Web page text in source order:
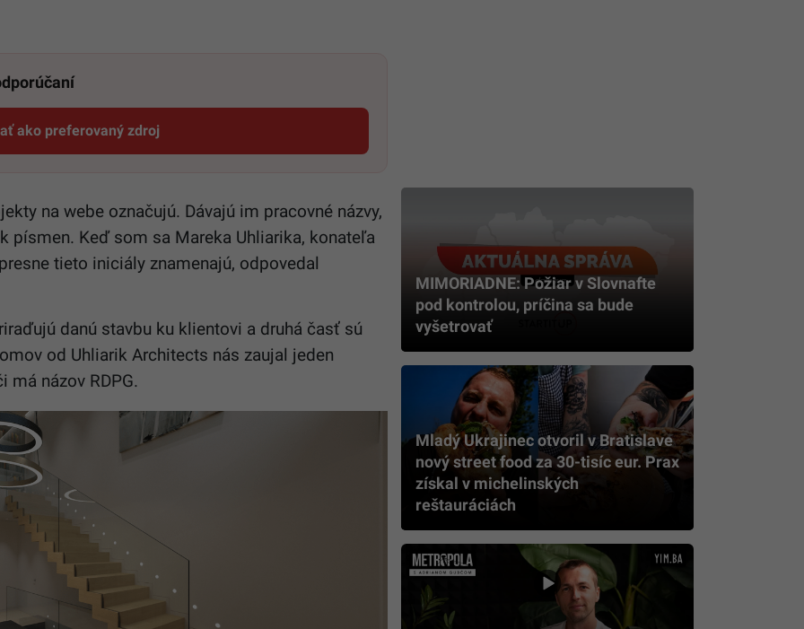
ako preferovaný zdroj
Startitup, odkaz sa otvorí v novom okne
na webe označujú. Dávajú im pracovné názvy,
písmen. Keď som sa Mareka Uhliarika, konateľa
tieto iniciály znamenajú, odpovedal
danú stavbu ku klientovi a druhá časť sú
od Uhliarik Architects nás zaujal jeden
má názov RDPG.
MIMORIADNE: Požiar v Slovnafte
pod kontrolou, príčina sa bude
vyšetrovať
Mladý Ukrajinec otvoril v Bratislave
nový street food za 30-tisíc eur. Prax
získal v michelinských
reštauráciách